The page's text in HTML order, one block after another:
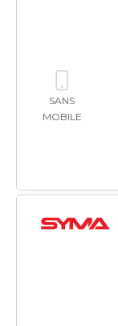
SANS
MOBILE